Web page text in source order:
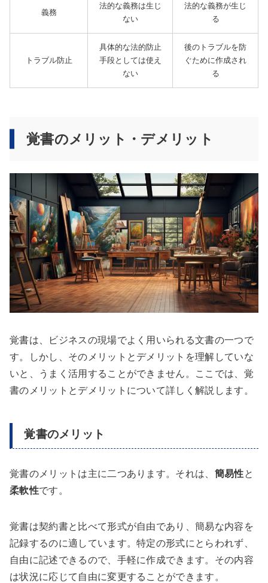
義務
法的な義務は生じ
ない
法的な義務が生じ
る
トラブル防止
具体的な法的防止
手段としては使え
ない
後のトラブルを防
ぐために作成され
る
覚書のメリット・デメリット
覚書は、ビジネスの現場でよく用いられる文書の一つで
す。しかし、そのメリットとデメリットを理解していな
いと、うまく活用することができません。ここでは、覚
書のメリットとデメリットについて詳しく解説します。
覚書のメリット
覚書のメリットは主に二つあります。それは、 簡易性と
柔軟性です。
覚書は契約書と比べて形式が自由であり、簡易な内容を
記録するのに適しています。特定の形式にとらわれず、
自由に記述できるので、手軽に作成できます。その内容
は状況に応じて自由に変更することができます。